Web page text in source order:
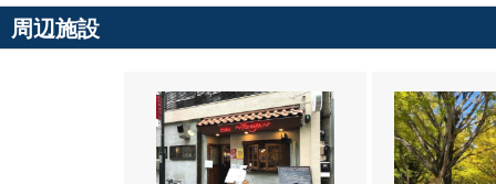
周辺施設